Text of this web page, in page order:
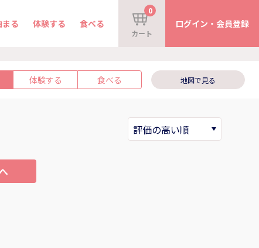
まる 体験する 食べる
カート
0
ログイン・会員登録
体験する 食べる 地図で見る